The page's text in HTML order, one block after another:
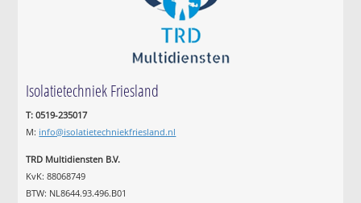
Isolatietechniek Friesland
T: 0519-235017
M: info@isolatietechniekfriesland.nl
TRD Multidiensten B.V.
KvK: 88068749
BTW: NL8644.93.496.B01